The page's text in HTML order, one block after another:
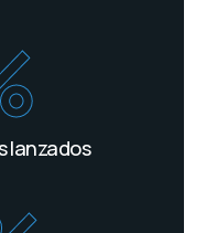
lanzados